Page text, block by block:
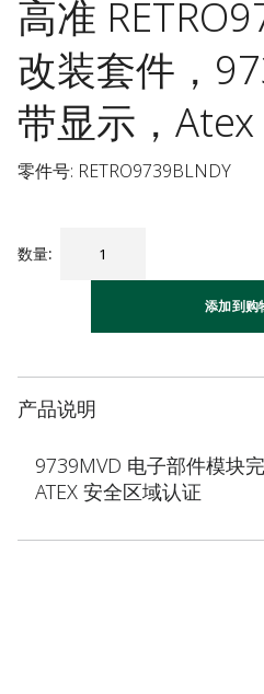
高准
改装套件，
带显示，
零件号: RETRO9739BLNDY
数量:
添加到购
产品说明
9739MVD 电子部件模块
ATEX 安全区域认证